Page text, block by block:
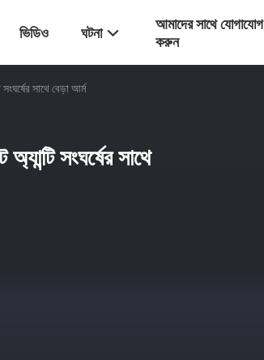
ভিডিও ঘটনা
আমাদের সাথে যোগাযোগ
করুন
সাথে বেড়া আর্ম
সংঘর্ষের সাথে